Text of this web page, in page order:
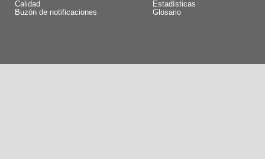
Calidad
Buzón de notificaciones
Estadísticas
Glosario